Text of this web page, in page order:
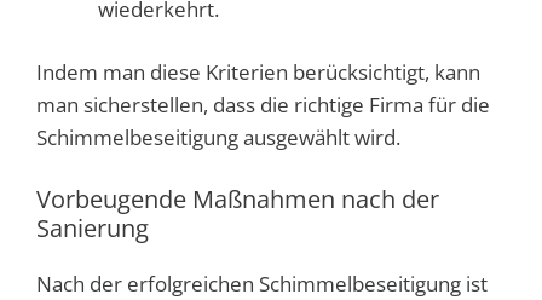
wiederkehrt.
Indem man diese Kriterien berücksichtigt, kann
man sicherstellen, dass die richtige Firma für die
Schimmelbeseitigung ausgewählt wird.
Vorbeugende Maßnahmen nach der
Sanierung
Nach der erfolgreichen Schimmelbeseitigung ist